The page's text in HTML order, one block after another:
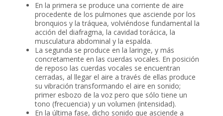
En la primera se produce una corriente de aire
procedente de los pulmones que asciende por los
bronquios y la tráquea, volviéndose fundamental la
acción del diafragma, la cavidad torácica, la
musculatura abdominal y la espalda.
La segunda se produce en la laringe, y más
concretamente en las cuerdas vocales. En posición
de reposo las cuerdas vocales se encuentran
cerradas, al llegar el aire a través de ellas produce
su vibración transformando el aire en sonido;
primer esbozo de la voz pero que sólo tiene un
tono (frecuencia) y un volumen (intensidad).
En la última fase, dicho sonido que asciende a